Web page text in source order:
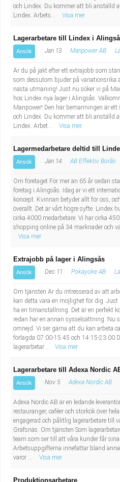
och Lindex. Du kommer att bli anställd
Lindex. Arbets...
Visa mer
Lagerarbetare till Lindex i
Ansök Jan 13 Manpower AB
Är du på jakt efter ett extrajobb som
som dessutom bjuder på variationsrika
nästa utmaning! Just nu söker vi på
hos Lindex nya lager i Alingsås.
Manpower! Den här bemanningen är
och Lindex. Du kommer att bli anställd
Lindex. Arbet...
Visa mer
Lagermedarbetare deltid till
Ansök Jan 14 AB Effektiv Borås
Om företaget För mer än 65 år sedan
företag i Alingsås. Idag är vi ett
koncept. Kvinnan betyder allt för oss,
överallt. Det är vårt högre syfte. Lindex
cirka 4000 medarbetare. Vi har cirka
shopping online på 34 marknader och
Visa mer
Extrajobb på lager i Alingsås
Ansök Dec 11 Pokayoke AB
Om tjänsten Är du intresserad av att
kan detta vara en möjlighet för dig.
ha en timanställning. Det är en perfekt
redan har en annan sysselsättning. Nu
omnejd. Vi ser gärna att du kan arbeta
förlagda 07:00-15:45 och 14:15-23:00
lagerarbetar...
Visa mer
Lagerarbetare till Adexa Nordic
Ansök Nov 5 Adexa Nordic AB
Adexa Nordic AB är en ledande
restauranger, caféer och storkök över
engagerad och pålitlig lagerarbetare till
Gräfsnäs. Om tjänsten Som
team som ser till att våra kunder får
Arbetsuppgifterna innefattar bland
varor ...
Visa mer
Produktionsarbetare